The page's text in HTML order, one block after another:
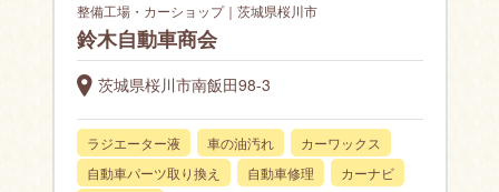
整備工場・カーショップ｜茨城県桜川市
鈴木自動車商会
茨城県桜川市南飯田98-3
ラジエーター液 車の油汚れ
カーワックス
自動車パーツ取り換え
自動車修理
カーナビ